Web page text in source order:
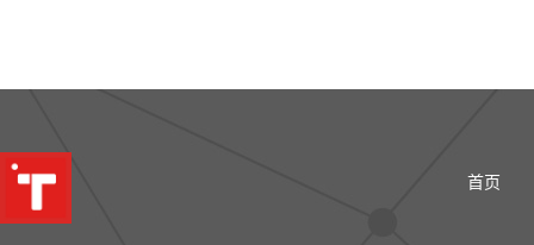
首页